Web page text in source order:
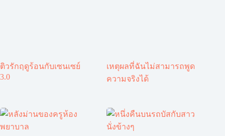
ติวรักฤดูร้อนกับเซนเซย์
3.0
เหตุผลที่ฉันไม่สามารถพูด
ความจริงได้